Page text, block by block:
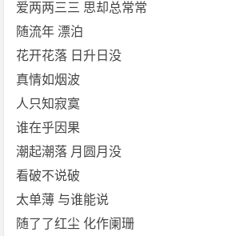
爱两两三三 思却总常常
随流年 漂泊
花开花落 日升日没
真情如烟波
人只知寂寞
谁在乎因果
潮起潮落 月圆月没
看破不说破
太单薄 与谁能说
随了了红尘 化作阑珊